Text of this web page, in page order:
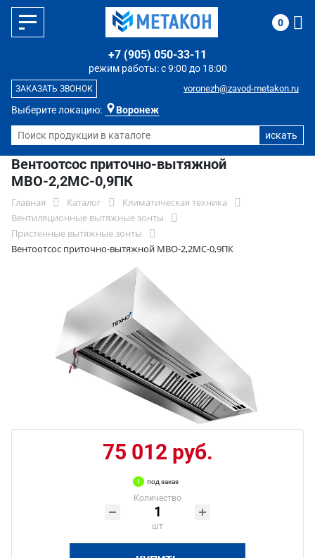
Выберите локацию: Воронеж
режим работы: с 9:00 до 18:00
+7 (905) 050-33-11
voronezh@zavod-metakon.ru
ЗАКАЗАТЬ ЗВОНОК
0
Вентоотсос приточно-вытяжной
МВО-2,2МС-0,9ПК
Главная Каталог
Климатическая техника
Вентиляционные вытяжные зонты
Пристенные вытяжные зонты
Вентоотсос приточно-вытяжной МВО-2,2МС-0,9ПК
75 012 руб.
под заказ
Количество
шт